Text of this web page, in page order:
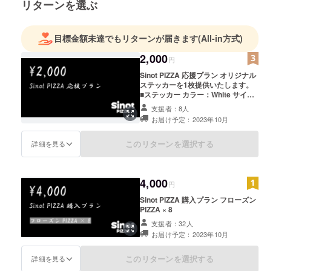
リターンを選ぶ
目標金額未達でもリターンが届きます(All-in方式)
2,000円
Sinot PIZZA 応援プラン オリジナル
ステッカーを1枚提供いたします。
■ステッカー カラー：White サイズ :
7cm×7cm（円型）
支援者：8人
お届け予定：2023年10月
詳細を見る このリターンを選択する
4,000円
Sinot PIZZA 購入プラン フローズン
PIZZA × 8
支援者：32人
お届け予定：2023年10月
詳細を見る このリターンを選択する